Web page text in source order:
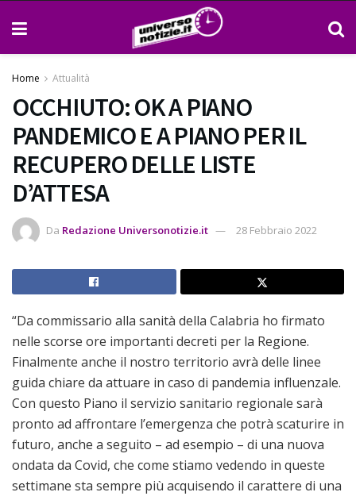
Home Attualità
OCCHIUTO: OK A PIANO
PANDEMICO E A PIANO PER IL
RECUPERO DELLE LISTE
D’ATTESA
Da Redazione Universonotizie.it 28 Febbraio 2022
“Da commissario alla sanità della Calabria ho firmato
nelle scorse ore importanti decreti per la Regione.
Finalmente anche il nostro territorio avrà delle linee
guida chiare da attuare in caso di pandemia influenzale.
Con questo Piano il servizio sanitario regionale sarà
pronto ad affrontare l’emergenza che potrà scaturire in
futuro, anche a seguito – ad esempio – di una nuova
ondata da Covid, che come stiamo vedendo in queste
settimane sta sempre più acquisendo il carattere di una